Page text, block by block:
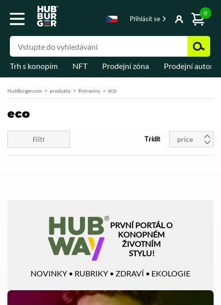
Přihlásit se
0
Trh s konopím NFT Prodejní zóna Prodejní
HubBurger.com produkty Potraviny eco
eco
Filtr Třídit price
PRVNÍ PORTÁL O
KONOPNÉM
ŽIVOTNÍM
STYLU!
NOVINKY • RUBRIKY • ZDRAVÍ • EKOLOGIE